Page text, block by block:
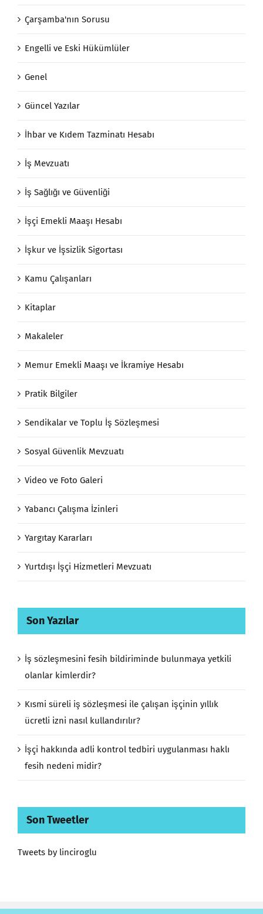
Çarşamba'nın Sorusu
Engelli ve Eski Hükümlüler
Genel
Güncel Yazılar
İhbar ve Kıdem Tazminatı Hesabı
İş Mevzuatı
İş Sağlığı ve Güvenliği
İşçi Emekli Maaşı Hesabı
İşkur ve İşsizlik Sigortası
Kamu Çalışanları
Kitaplar
Makaleler
Memur Emekli Maaşı ve İkramiye Hesabı
Pratik Bilgiler
Sendikalar ve Toplu İş Sözleşmesi
Sosyal Güvenlik Mevzuatı
Video ve Foto Galeri
Yabancı Çalışma İzinleri
Yargıtay Kararları
Yurtdışı İşçi Hizmetleri Mevzuatı
Son Yazılar
İş sözleşmesini fesih bildiriminde bulunmaya yetkili
olanlar kimlerdir?
Kısmi süreli iş sözleşmesi ile çalışan işçinin yıllık
ücretli izni nasıl kullandırılır?
İşçi hakkında adli kontrol tedbiri uygulanması haklı
fesih nedeni midir?
Son Tweetler
Tweets by linciroglu